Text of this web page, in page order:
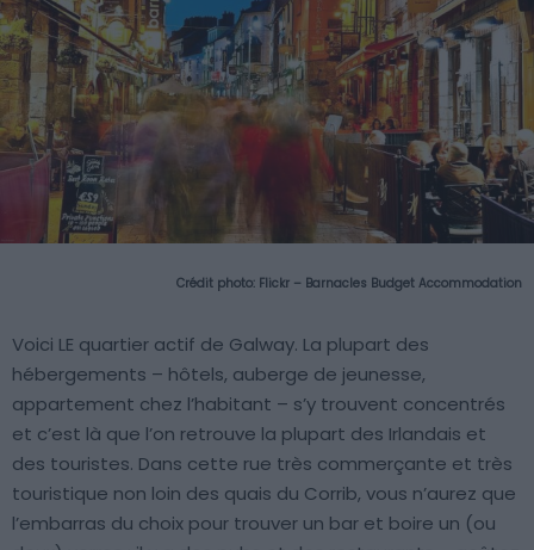
Crédit photo: Flickr – Barnacles Budget Accommodation
Voici LE quartier actif de Galway. La plupart des
hébergements – hôtels, auberge de jeunesse,
appartement chez l’habitant – s’y trouvent concentrés
et c’est là que l’on retrouve la plupart des Irlandais et
des touristes. Dans cette rue très commerçante et très
touristique non loin des quais du Corrib, vous n’aurez que
l’embarras du choix pour trouver un bar et boire un (ou